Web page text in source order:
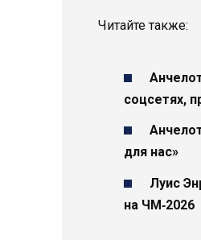
Читайте также:
соцсетях,
для нас»
Луис
на ЧМ‑2026